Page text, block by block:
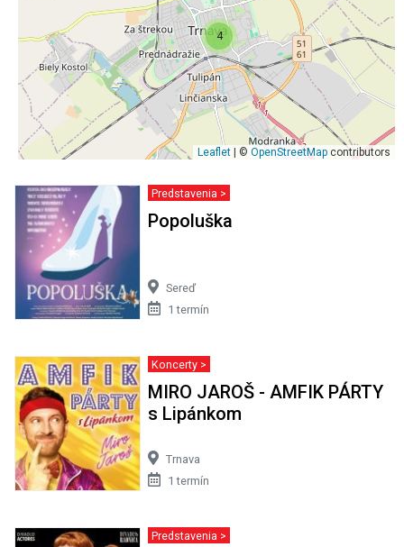
4
Leaflet | © OpenStreetMap contributors
Predstavenia >
Popoluška
Sereď
1 termín
Koncerty >
MIRO JAROŠ - AMFIK PÁRTY
s Lipánkom
Trnava
1 termín
Predstavenia >